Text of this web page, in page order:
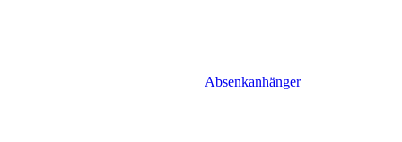
Absenkanhänger